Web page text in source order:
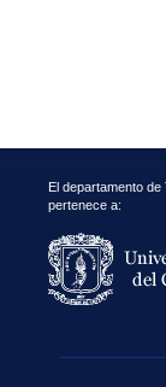
El departamento de
pertenece a: